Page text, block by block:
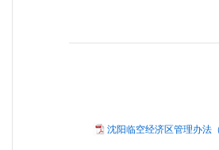
沈阳临空经济区管理办法